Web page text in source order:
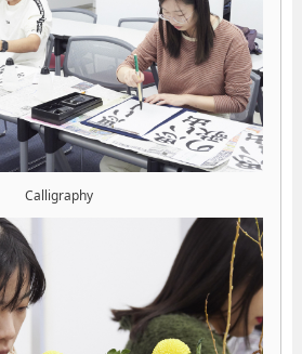
Calligraphy